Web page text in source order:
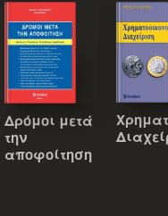
Δρόμοι μετά
την
αποφοίτηση